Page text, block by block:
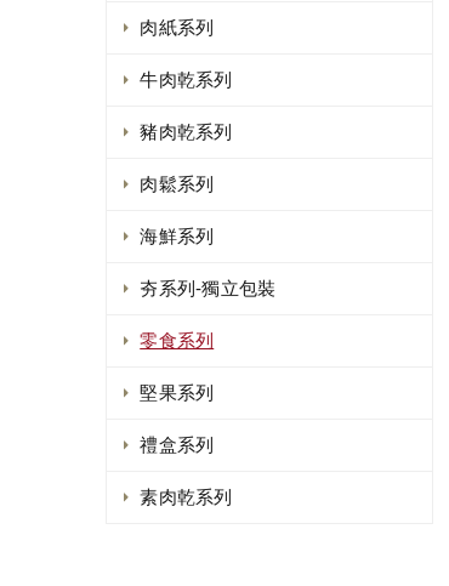
肉紙系列
牛肉乾系列
豬肉乾系列
肉鬆系列
海鮮系列
夯系列-獨立包裝
零食系列
堅果系列
禮盒系列
素肉乾系列